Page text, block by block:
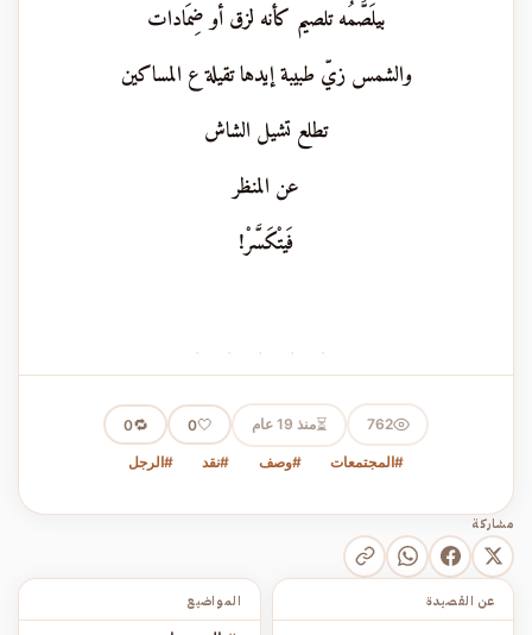
بيلَصَّمُه تلصيم كأنه لزق أو ضِمَادات
والشمس زيّ طبيبة إيدها تقيلة ع المساكين
تطلع تشيل الشاش
عن المنظر
فَيتْكَسَّرْ!
· · · · ·
762
⏳منذ 19 عام 🤍
0
🔁
0
#المجتمعات #وصف #نقد #الرجل
مشاركة
المواضيع عن القصيدة